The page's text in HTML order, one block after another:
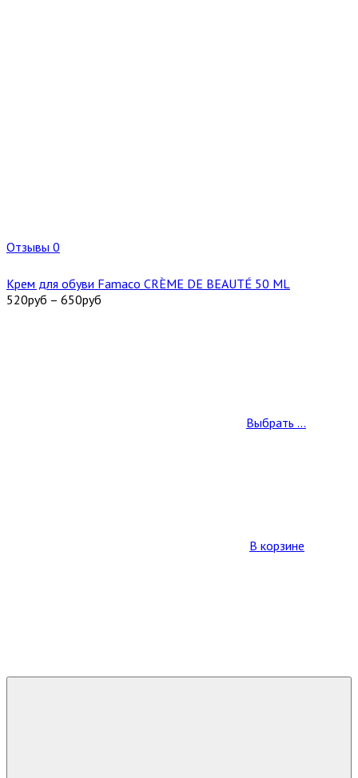
Отзывы 0
Крем для обуви Famaco CRÈME DE BEAUTÉ 50 ML
520руб – 650руб
Выбрать ...
В корзине